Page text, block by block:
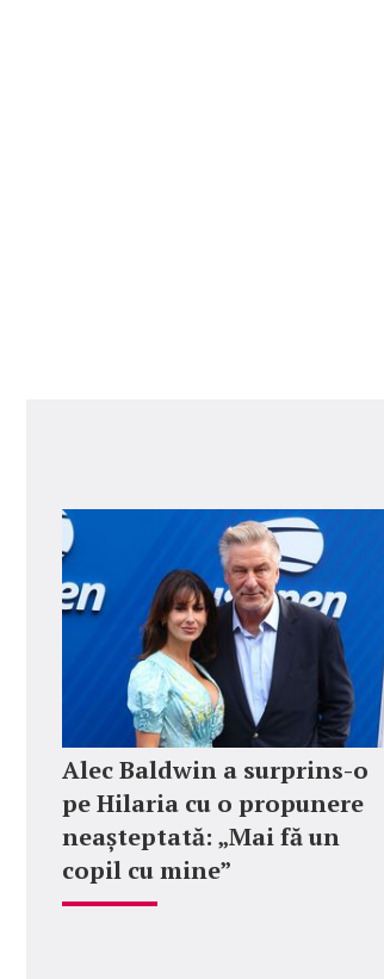
Alec Baldwin a surprins-o
pe Hilaria cu o propunere
neașteptată: „Mai fă un
copil cu mine”